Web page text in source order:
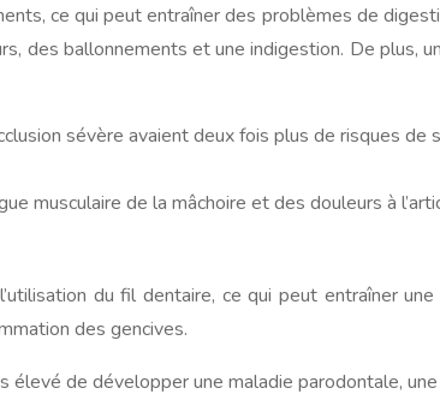
ce qui peut entraîner des problèmes de
des ballonnements et une indigestion. De plus,
sévère avaient deux fois plus de risques
musculaire de la mâchoire et des douleurs à
du fil dentaire, ce qui peut entraîner
des gencives.
élevé de développer une maladie parodontale,